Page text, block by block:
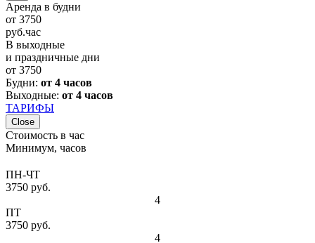
Аренда в будни
от 3750
руб.час
В выходные
и праздничные дни
от 3750
Будни: от 4 часов
Выходные: от 4 часов
ТАРИФЫ
Close
Стоимость в час
Минимум, часов
ПН-ЧТ
3750 руб.
4
ПТ
3750 руб.
4